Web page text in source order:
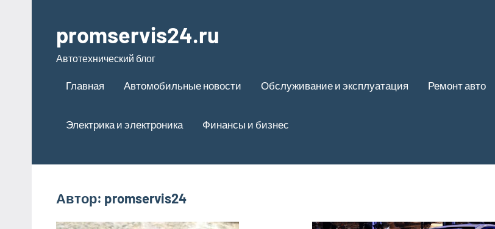
содержимому
promservis24.ru
Автотехнический блог
Главная Автомобильные новости Обслуживание и эксплуатация Ремонт авто
Электрика и электроника Финансы и бизнес
Автор: promservis24